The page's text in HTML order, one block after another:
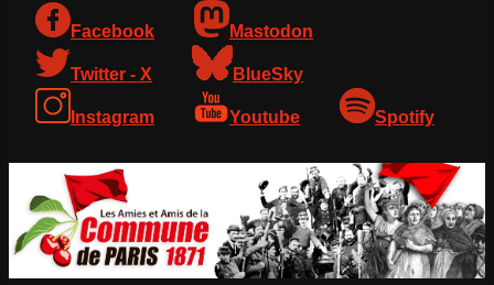
Facebook Mastodon
Twitter - X BlueSky
Instagram Youtube Spotify